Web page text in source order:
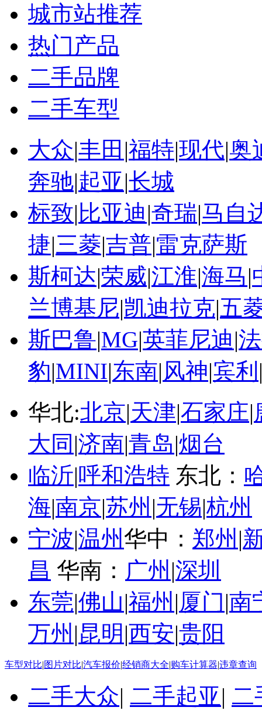
城市站推荐
热门产品
二手品牌
二手车型
大众|丰田 |福特|现代|奥
奔驰|起亚|长城
标致| 比亚迪|奇瑞|马自
捷|三菱|吉普|雷克萨斯
斯柯达|荣威|江淮|海马|
兰博基尼|凯迪拉克|五
斯巴鲁|MG|英菲尼迪|
豹|MINI|东南|风神|宾利
华北:北京|天津|石家庄|
大同 |济南|青岛|烟台
临沂|呼和浩特 东北：
海|南京|苏州 |无锡|杭州
宁波|温州华中： 郑州 |
昌 华南： 广州 |深圳
东莞|佛山|福州 |厦门|南
万州 |昆明 |西安|贵阳
车型对比|图片对比|汽车报价|经销商大全|购车计算器|违章查询
二手大众| 二手起亚| 二